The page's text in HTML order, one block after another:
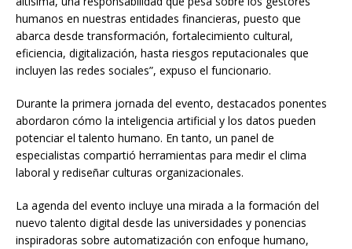
humanos en nuestras entidades financieras, puesto que
abarca desde transformación, fortalecimiento cultural,
eficiencia, digitalización, hasta riesgos reputacionales que
incluyen las redes sociales”, expuso el funcionario.
Durante la primera jornada del evento, destacados ponentes
abordaron cómo la inteligencia artificial y los datos pueden
potenciar el talento humano. En tanto, un panel de
especialistas compartió herramientas para medir el clima
laboral y rediseñar culturas organizacionales.
La agenda del evento incluye una mirada a la formación del
nuevo talento digital desde las universidades y ponencias
inspiradoras sobre automatización con enfoque humano,